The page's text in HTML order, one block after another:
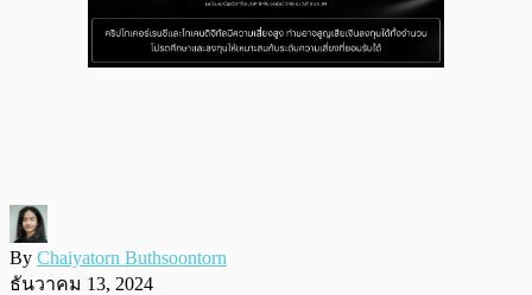
By Chaiyatorn Buthsoontorn
ธันวาคม 13, 2024